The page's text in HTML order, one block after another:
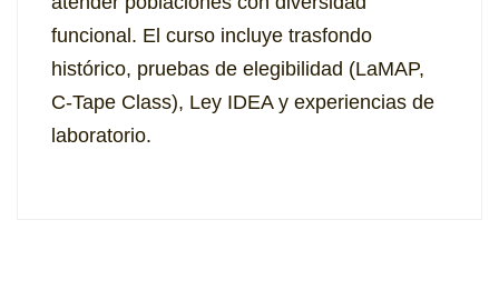
funcional. El curso incluye trasfondo
histórico, pruebas de elegibilidad (LaMAP,
C-Tape Class), Ley IDEA y experiencias de
laboratorio.